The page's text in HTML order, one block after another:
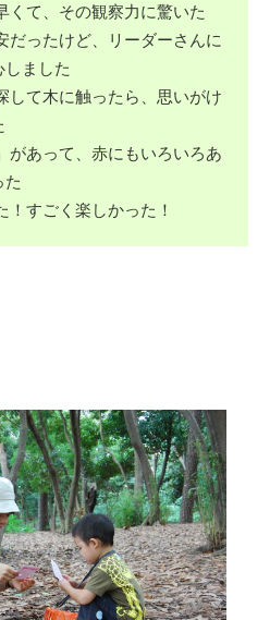
くて、その観察力に驚いた
だったけど、リーダーさんに
ました
して木に触ったら、思いがけ
があって、赤にもいろいろあ
た
！すごく楽しかった！